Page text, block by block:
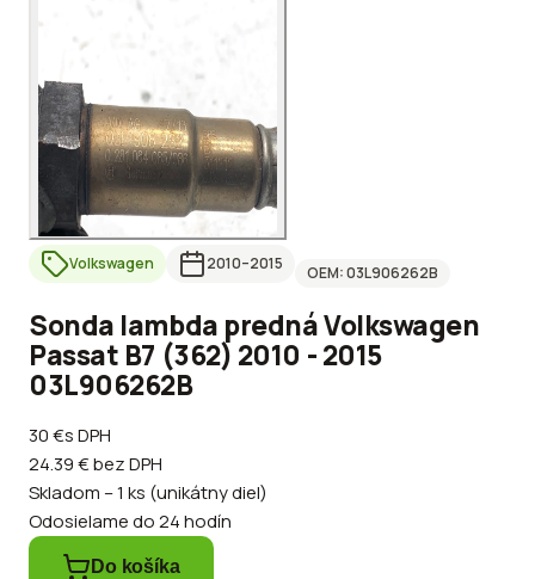
Volkswagen 2010–2015 OEM:03L906262B
Sonda lambda predná Volkswagen
Passat B7 (362) 2010 - 2015
03L906262B
30 €s DPH
24.39 €bez DPH
Skladom – 1 ks (unikátny diel)
Odosielame do 24 hodín
Do košíka